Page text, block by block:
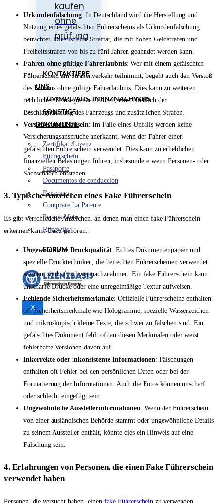
kaufen
ohne
prüfung
KONTAKTIERE
UNS
TÜV/MPU/ABSTINENZNACHWEIS
SONSTIGE
DOKUMENTE
Zertifikat /Lizenz
Führerschein
Pasaporte
Documentos de conducción
Reisepass
Comprare La Patente
Permis Moto
Rijbewijs
FORUM
X
Urkundenfälschung: In Deutschland wird die Herstellung und
Nutzung eines gefälschten Führerscheins als Urkundenfälschung
betrachtet. Dies ist eine Straftat, die mit hohen Geldstrafen und
Freiheitsstrafen von bis zu fünf Jahren geahndet werden kann.
Fahren ohne gültige Fahrerlaubnis: Wer mit einem gefälschten
Führerschein am Straßenverkehr teilnimmt, begeht auch den Verstoß
des Fahrens ohne gültige Fahrerlaubnis. Dies kann zu weiteren
rechtlichen Konsequenzen führen, einschließlich der
Beschlagnahmung des Fahrzeugs und zusätzlichen Strafen.
Versicherungsklauseln: Im Falle eines Unfalls werden keine
Versicherungsansprüche anerkannt, wenn der Fahrer einen
gefälschten Führerschein verwendet. Dies kann zu erheblichen
finanziellen Belastungen führen, insbesondere wenn Personen- oder
Sachschäden entstehen.
3. Typische Anzeichen eines Fake Führerschein
Es gibt verschiedene Anzeichen, an denen man einen fake Führerschein
erkennen kann. Dazu gehören:
Ungewöhnliche Druckqualität: Echtes Dokumentenpapier und
spezielle Drucktechniken, die bei echten Führerscheinen verwendet
werden, sind oft schwer nachzuahmen. Ein fake Führerschein kann
unscharfe Drucke oder eine unregelmäßige Textur aufweisen.
Fehlende Sicherheitsmerkmale: Offizielle Führerscheine enthalten
oft Sicherheitsmerkmale wie Hologramme, spezielle Wasserzeichen
und mikroskopisch kleine Texte, die schwer zu fälschen sind. Ein
gefälschtes Dokument fehlt oft an diesen Merkmalen oder weist
fehlerhafte Versionen davon auf.
Inkorrekte oder inkonsistente Informationen: Fälschungen
enthalten oft Fehler bei den persönlichen Daten oder bei der
Formatierung der Informationen. Auch die Fotos können unscharf
oder schlecht eingefügt sein.
Ungewöhnliche Ausstellerinformationen: Wenn der Führerschein
von einer ausländischen Behörde stammt oder ungewöhnliche Details
zu seinem Aussteller enthält, könnte dies ein Hinweis auf eine
Fälschung sein.
4. Erfahrungen von Personen, die einen Fake Führerschein
verwendet haben
Personen, die versucht haben, einen fake Führerschein zu verwenden,